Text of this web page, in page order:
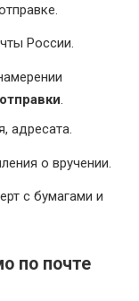
России.
отправки.
адресата.
о вручении.
с бумагами и
по почте